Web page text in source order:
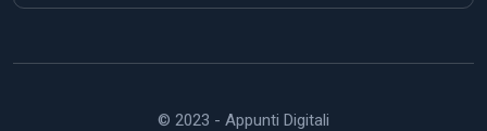
© 2023 - Appunti Digitali